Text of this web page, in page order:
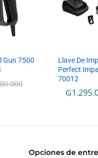
Gun 7500
Llave De
Perfect
70012
₲
Opciones de